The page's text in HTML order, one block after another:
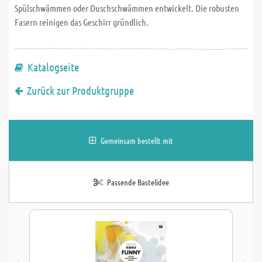
Spülschwämmen oder Duschschwämmen entwickelt. Die robusten
Fasern reinigen das Geschirr gründlich.
Katalogseite
Zurück zur Produktgruppe
Gemeinsam bestellt mit
Passende Bastelidee